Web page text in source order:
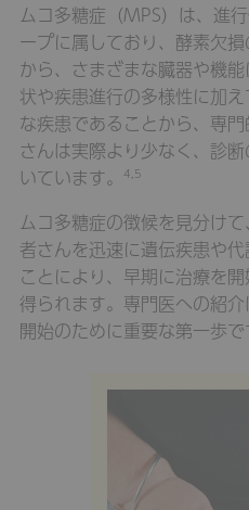
ムコ多糖症（MPS）は、進
ープに属しており、酵素欠
から、さまざまな臓器や機能
状や疾患進行の多様性に加
な疾患であることから、専
さんは実際より少なく、診
いています。
4,5
ムコ多糖症の徴候を見分け
者さんを迅速に遺伝疾患や
ことにより、早期に治療を
得られます。専門医への紹
開始のために重要な第一歩で